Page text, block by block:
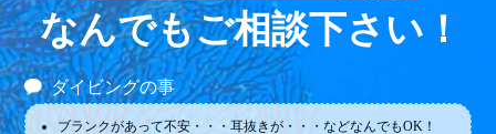
なんでもご相談下さい！
ダイビングの事
ブランクがあって不安・・・耳抜きが・・・などなんでもOK！